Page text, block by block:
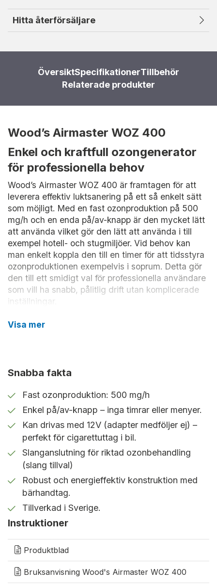
Hitta återförsäljare
ÖversiktSpecifikationerTillbehör
Relaterade produkter
Wood’s Airmaster WOZ 400
Enkel och kraftfull ozongenerator
för professionella behov
Wood’s Airmaster WOZ 400 är framtagen för att
leverera effektiv luktsanering på ett så enkelt sätt
som möjligt. Med en fast ozonproduktion på 500
mg/h och en enda på/av-knapp är den mycket lätt
att använda vilket gör den lätt att använda i till
exempel hotell- och stugmiljöer. Vid behov kan
man enkelt koppla den till en timer för att tidsstyra
ozonproduktionen exempelvis i soprum. Detta gör
den till ett smidigt val för professionella användare
som vill ha snabb, pålitlig drift utan komplicerade
inställningar.
Flexibel användning – även för
ej) och kopplas direkt till ett cigarettuttag i bil.
den effektivt tar bort ihållande lukter. Dessutom
kan en silikonslang (tillval) anslutas för att rikta
ozonet till svåråtkomliga områden, exempelvis i
ventilation eller fettavskiljare.
Robust och lätthanterlig design
Med sin robusta konstruktion, låga
energiförbrukning och praktiska bärhandtag är
WOZ 400 enkel att flytta mellan olika utrymmen.
Den kan även väggmonteras via en smidig
nyckelhålslösning för stationär drift.
Tillverkad i Sverige
WOZ 400 är utvecklad och tillverkad i Sverige med
fokus på hållbarhet och funktion. Wood’s är
Visa mer
Snabba fakta
Fast ozonproduktion: 500 mg/h
Enkel på/av-knapp – inga timrar eller menyer.
Kan drivas med 12V (adapter medföljer ej) –
perfekt för cigarettuttag i bil.
Slanganslutning för riktad ozonbehandling
(slang tillval)
Robust och energieffektiv konstruktion med
bärhandtag.
Tillverkad i Sverige.
Instruktioner
Produktblad
Bruksanvisning Wood's Airmaster WOZ 400